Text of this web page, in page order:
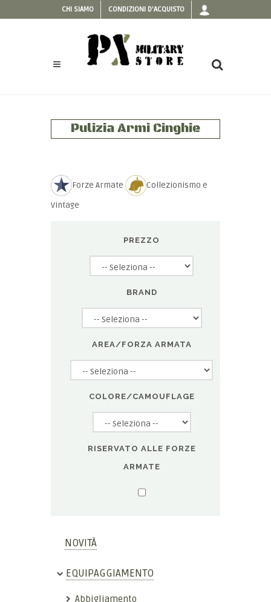
CHI SIAMO CONDIZIONI D'ACQUISTO
Pulizia Armi Cinghie
Forze Armate Collezionismo e
Vintage
PREZZO
BRAND
AREA/FORZA ARMATA
COLORE/CAMOUFLAGE
RISERVATO ALLE FORZE
ARMATE
NOVITÀ
EQUIPAGGIAMENTO
Abbigliamento